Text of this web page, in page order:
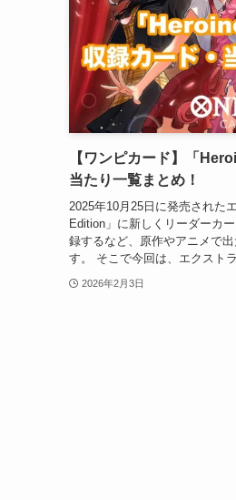
【ワンピカード】「
当たり一覧まとめ！
2025年10月25日に発売された
Edition」に新しくリーダーカ
録するなど、原作やアニメで
す。 そこで今回は、エクスト
2026年2月3日